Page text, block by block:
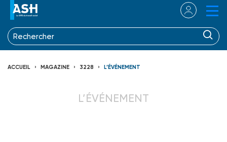
ACCUEIL MAGAZINE 3228 L’ÉVÉNEMENT
L’ÉVÉNEMENT